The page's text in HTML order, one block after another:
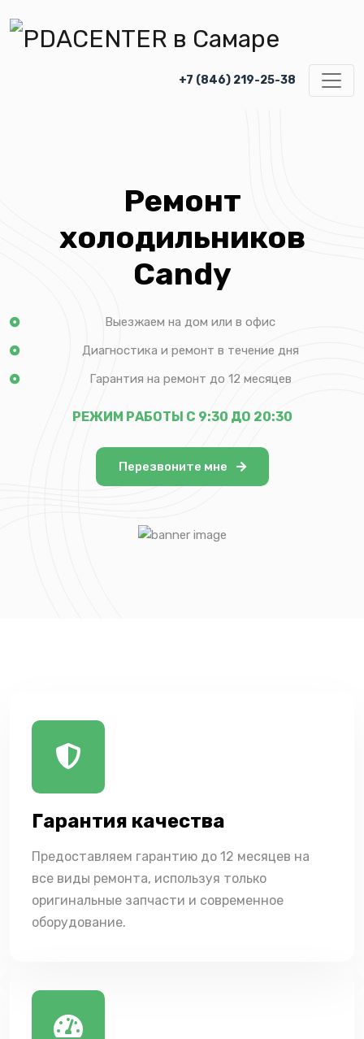
+7 (846) 219-25-38
Ремонт
холодильников
Candy
Выезжаем на дом или в офис
Диагностика и ремонт в течение дня
Гарантия на ремонт до 12 месяцев
РЕЖИМ РАБОТЫ С 9:30 ДО 20:30
Перезвоните мне
Гарантия качества
Предоставляем гарантию до 12 месяцев на
все виды ремонта, используя только
оригинальные запчасти и современное
оборудование.